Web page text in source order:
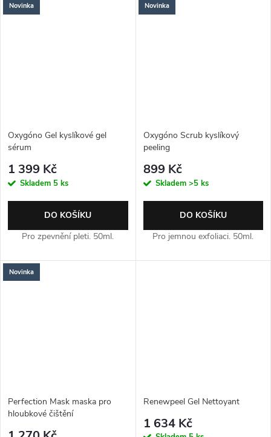
Novinka
Oxygóno Gel kyslíkové gel
sérum
1 399 Kč
Skladem 5 ks
DO KOŠÍKU
Pro zpevnění pleti. 50ml.
Novinka
Oxygóno Scrub kyslíkový
peeling
899 Kč
Skladem >5 ks
DO KOŠÍKU
Pro jemnou exfoliaci. 50ml.
Novinka
Perfection Mask maska pro
hloubkové čištění
Renewpeel Gel Nettoyant
1 634 Kč